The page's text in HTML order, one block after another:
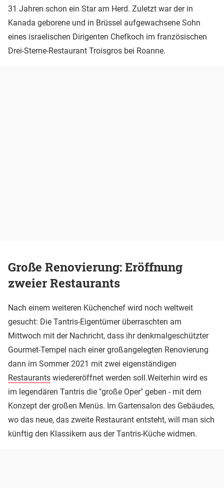
31 Jahren schon ein Star am Herd. Zuletzt war der in
Kanada geborene und in Brüssel aufgewachsene Sohn
eines israelischen Dirigenten Chefkoch im französischen
Drei-Sterne-Restaurant Troisgros bei Roanne.
Große Renovierung: Eröffnung
zweier Restaurants
Nach einem weiteren Küchenchef wird noch weltweit
gesucht: Die Tantris-Eigentümer überraschten am
Mittwoch mit der Nachricht, dass ihr denkmalgeschützter
Gourmet-Tempel nach einer großangelegten Renovierung
dann im Sommer 2021 mit zwei eigenständigen
Restaurants wiedereröffnet werden soll.Weiterhin wird es
im legendären Tantris die "große Oper" geben - mit dem
Konzept der großen Menüs. Im Gartensalon des Gebäudes,
wo das neue, das zweite Restaurant entsteht, will man sich
künftig den Klassikern aus der Tantris-Küche widmen.